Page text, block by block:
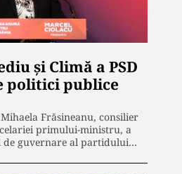
și Climă a PSD
politici publice
Frăsineanu, consilier
primului-ministru, a
guvernare al partidului…